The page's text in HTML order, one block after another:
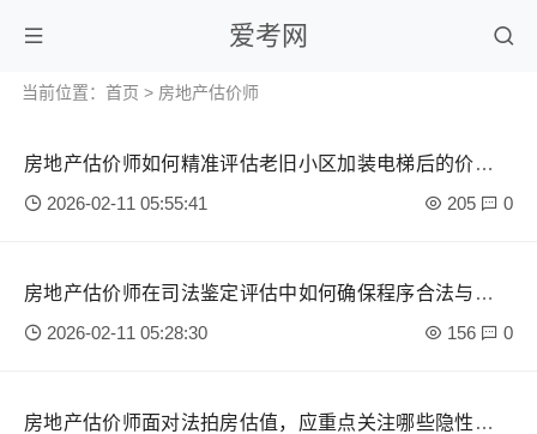
爱考网
当前位置： 首页 > 房地产估价师
房地产估价师如何精准评估老旧小区加装电梯后的价值变
化？2026-02-11 05:55:41 205 0
房地产估价师在司法鉴定评估中如何确保程序合法与结果
公正？
2026-02-11 05:28:30 156 0
房地产估价师面对法拍房估值，应重点关注哪些隐性风险